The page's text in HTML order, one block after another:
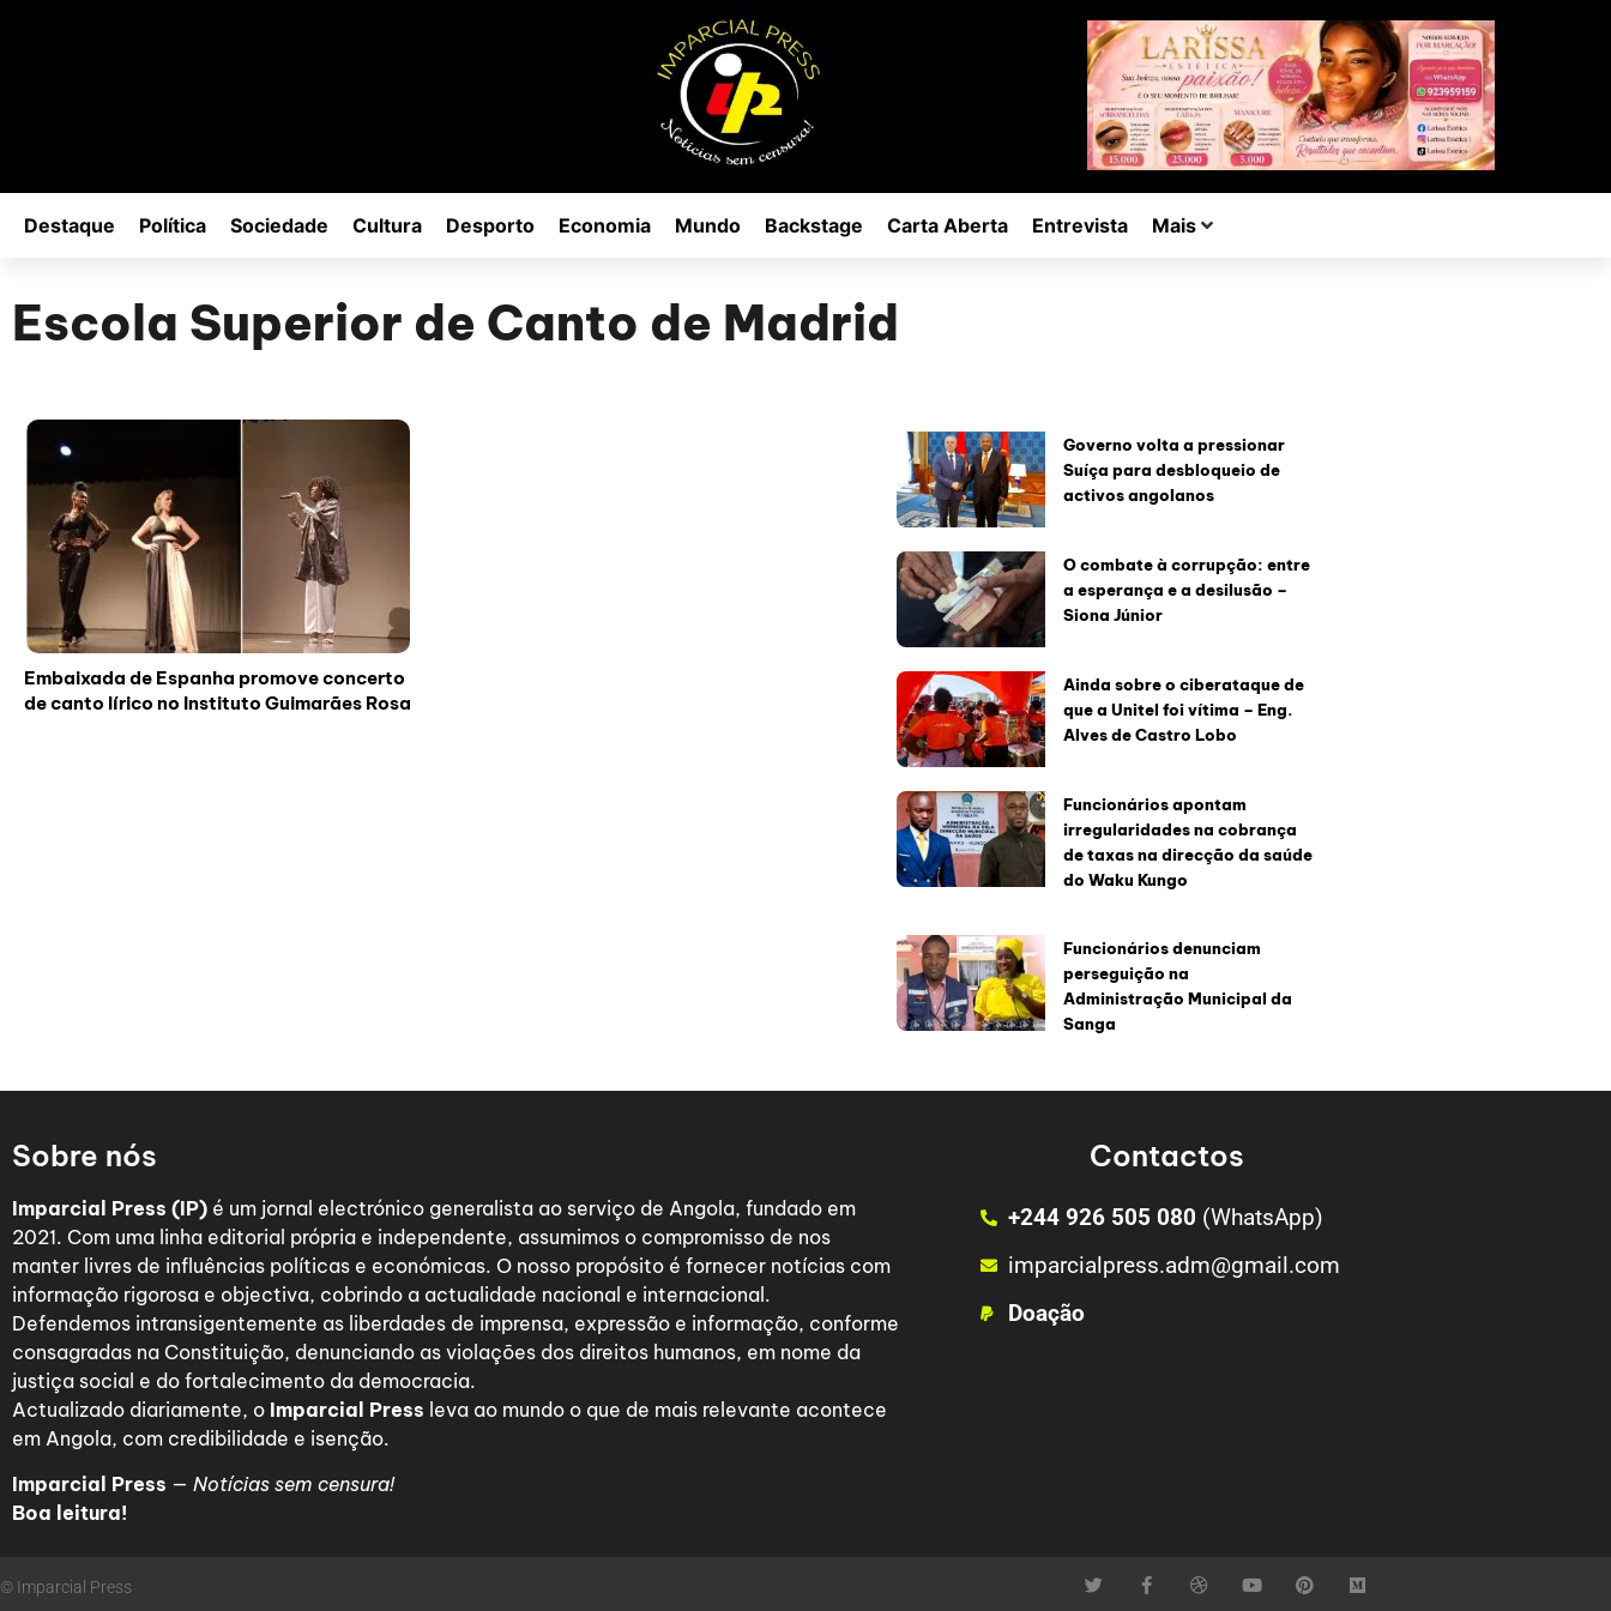
Destaque Política Sociedade Cultura Desporto Economia Mundo Backstage Carta Aberta Entrevista Mais
Escola Superior de Canto de Madrid
Embaixada de Espanha promove concerto
de canto lírico no Instituto Guimarães Rosa
Governo volta a pressionar
Suíça para desbloqueio de
activos angolanos
O combate à corrupção: entre
a esperança e a desilusão –
Siona Júnior
Ainda sobre o ciberataque de
que a Unitel foi vítima – Eng.
Alves de Castro Lobo
Funcionários apontam
irregularidades na cobrança
de taxas na direcção da saúde
do Waku Kungo
Funcionários denunciam
perseguição na
Administração Municipal da
Sanga
Sobre nós
Imparcial Press (IP) é um jornal electrónico generalista ao serviço de Angola, fundado em
2021. Com uma linha editorial própria e independente, assumimos o compromisso de nos
manter livres de influências políticas e económicas. O nosso propósito é fornecer notícias com
informação rigorosa e objectiva, cobrindo a actualidade nacional e internacional.
Defendemos intransigentemente as liberdades de imprensa, expressão e informação, conforme
consagradas na Constituição, denunciando as violações dos direitos humanos, em nome da
justiça social e do fortalecimento da democracia.
Actualizado diariamente, o Imparcial Press leva ao mundo o que de mais relevante acontece
em Angola, com credibilidade e isenção.
Imparcial Press — Notícias sem censura!
Boa leitura!
Contactos
+244 926 505 080 (WhatsApp)
imparcialpress.adm@gmail.com
Doação
© Imparcial Press